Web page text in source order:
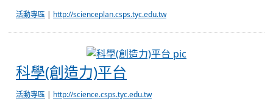
活動專區 | http://scienceplan.csps.tyc.edu.tw
科學(創造力)平台
活動專區 | http://science.csps.tyc.edu.tw